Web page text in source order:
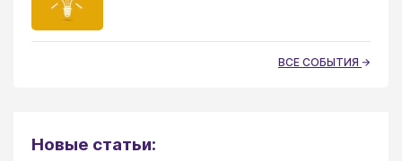
ВСЕ СОБЫТИЯ
Новые статьи: